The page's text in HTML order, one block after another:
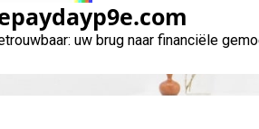
uw brug naar financiële